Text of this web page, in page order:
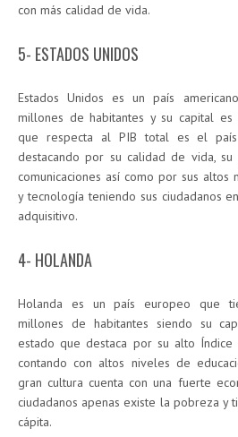
con más calidad de vida.
5- ESTADOS UNIDOS
Estados Unidos es un país
millones de habitantes y su capital es
que respecta al PIB total es el
destacando por su calidad de vida, su
comunicaciones así como por sus altos
y tecnología teniendo sus ciudadanos
adquisitivo.
4- HOLANDA
Holanda es un país europeo que
millones de habitantes siendo su
estado que destaca por su alto Índice
contando con altos niveles de
gran cultura cuenta con una fuerte
ciudadanos apenas existe la pobreza y
cápita.